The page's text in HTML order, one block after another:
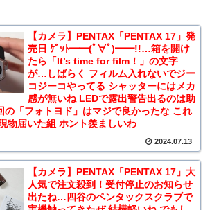
【カメラ】PENTAX「PENTAX 17」発
売日 ｹﾞｯﾄ━━(ﾟ∀ﾟ)━━!!…箱を開け
たら「It’s time for film！」の文字
が…しばらく フィルム入れないでジー
コジーコやってる シャッターにはメカ
感が無いね LEDで露出警告出るのは助
「フォトヨド」はマジで良かったな これ
物届いた組 ホント羨ましいわ
2024.07.13
【カメラ】PENTAX「PENTAX 17」大
人気で注文殺到！受付停止のお知らせ
出たね…四谷のペンタックスクラブで